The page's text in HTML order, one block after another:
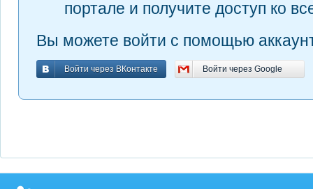
портале и получите доступ ко
Вы можете войти с помощью
Войти через ВКонтакте
Войти через ВКонтакте Войти через Google
Войти через Google